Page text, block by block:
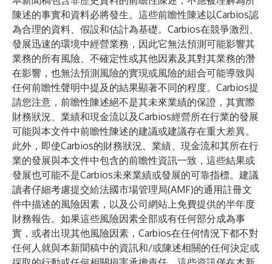
陳述的事實和資料必將發生。這些前瞻性陳述以Carbios認
為合理的資料、假設和估計為基礎。Carbios在競爭激烈、
發展迅速的環境中經營業務，因此它無法預測可能影響其
業務的所有風險、不確定性或其他因素及其對其業務的潛
在影響，也無法預測風險的實現或風險的組合可能導致與
任何前瞻性聲明中提及的結果顯著不同的程度。Carbios提
請您注意，前瞻性陳述絕不是其未來業績的保證，其實際
財務狀況、業績和現金流以及Carbios經營所在行業的發展
可能與本文件中前瞻性陳述的建議或建議存在重大差異。
此外，即使Carbios的財務狀況、業績、現金流和其所在行
業的發展與本文件中包含的前瞻性資訊一致，這些結果或
發展也可能不是Carbios未來業績或發展的可靠指標。建議
讀者仔細考慮提交給法國市場管理局(AMF)的通用註冊文
件中描述的風險因素，以及公司網站上免費提供的半年度
財務報告。如果這些風險因素全部或有任何部分成為事
實，或者出現其他風險因素，Carbios在任何情況下都不對
任何人就與本新聞稿中的資訊和/或陳述相關的任何決定或